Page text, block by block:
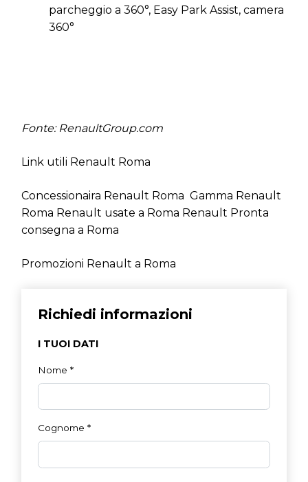
parcheggio a 360°, Easy Park Assist, camera
360°
Fonte: RenaultGroup.com
Link utili Renault Roma
Concessionaira Renault Roma Gamma Renault
Roma Renault usate a Roma Renault Pronta
consegna a Roma
Promozioni Renault a Roma
Richiedi informazioni
I TUOI DATI
Nome *
Cognome *